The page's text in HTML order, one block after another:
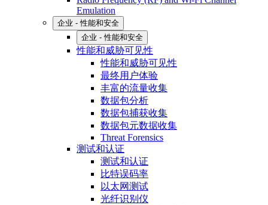
Emulation
企业 - 性能和安全
企业 - 性能和安全
性能和威胁可见性
性能和威胁可见性
最终用户体验
丰富的流量收集
数据包分析
数据包捕获收集
数据包元数据收集
Threat Forensics
测试和认证
测试和认证
比特误码率
以太网测试
光纤识别仪